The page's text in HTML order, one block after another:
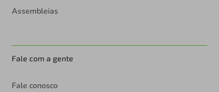
Assembleias
Fale com a gente
Fale conosco